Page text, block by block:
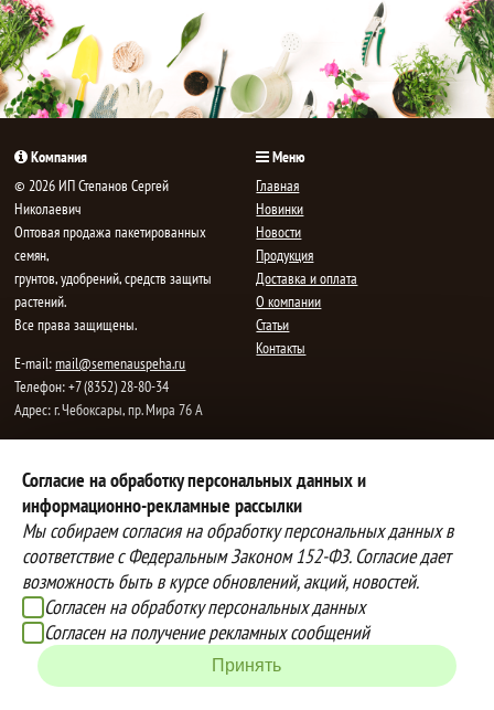
корзине!
Согласие на обработку персональных данных и
информационно-рекламные рассылки
Мы собираем согласия на обработку персональных данных в
соответствие с Федеральным Законом 152-ФЗ. Согласие дает
возможность быть в курсе обновлений, акций, новостей.
Согласен на обработку персональных данных
Согласен на получение рекламных сообщений
Принять
Компания
© 2026 ИП Степанов Сергей
Николаевич
Oптовая продажа пакетированных
семян,
грунтов, удобрений, средств защиты
растений.
Все права защищены.
E-mail:mail@semenauspeha.ru
Телефон: +7 (8352) 28-80-34
Адрес: г. Чебоксары, пр. Мира 76 А
Меню
Главная
Новинки
Новости
Продукция
Доставка и оплата
О компании
Статьи
Контакты
Способы оплаты
Вы можете оплатить покупки
наличными при получении товара,
либо выбрать другой способ оплаты
Инструкция по оплате банковской
картой
Доставка
Наша компания осуществляет
бесплатную
доставку до терминалов транспортных
компаний.
Подробнее об условиях условиях
оплаты и доставки
Создание сайта -